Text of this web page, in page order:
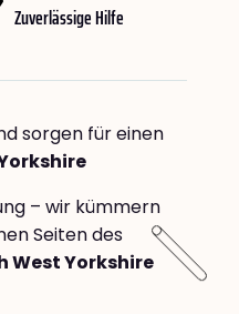
Zuverlässige Hilfe
sorgen für einen
– wir kümmern
Seiten des
West Yorkshire